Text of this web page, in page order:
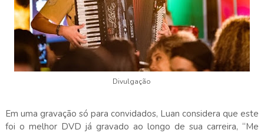
Divulgação
Em uma gravação só para convidados, Luan considera que este
foi o melhor DVD já gravado ao longo de sua carreira, “Me